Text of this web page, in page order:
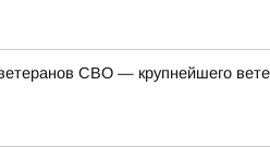
СВО — крупнейшего